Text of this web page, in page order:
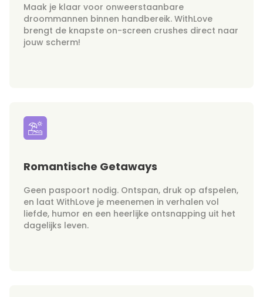
Maak je klaar voor onweerstaanbare
droommannen binnen handbereik. WithLove
brengt de knapste on-screen crushes direct naar
jouw scherm!
Romantische Getaways
Geen paspoort nodig. Ontspan, druk op afspelen,
en laat WithLove je meenemen in verhalen vol
liefde, humor en een heerlijke ontsnapping uit het
dagelijks leven.